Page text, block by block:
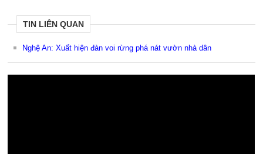
TIN LIÊN QUAN
Nghệ An: Xuất hiện đàn voi rừng phá nát vườn nhà dân